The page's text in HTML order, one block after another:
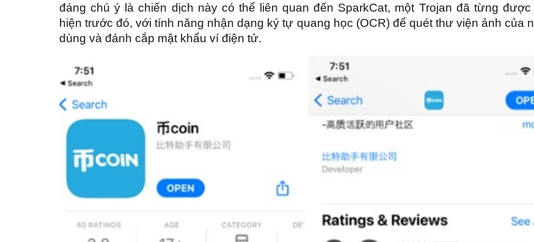
đáng chú ý là chiến dịch này có thể liên quan đến SparkCat, một Trojan đã từng được
hiện trước đó, với tính năng nhận dạng ký tự quang học (OCR) để quét thư viện ảnh của
dùng và đánh cắp mật khẩu ví điện tử.